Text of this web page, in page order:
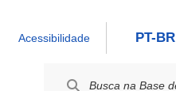
Acessibilidade PT-BR